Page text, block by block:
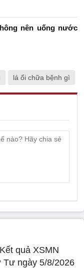
nên uống nước
lá ổi chữa bệnh gì
quả XSMN
Tư ngày 5/8/2026